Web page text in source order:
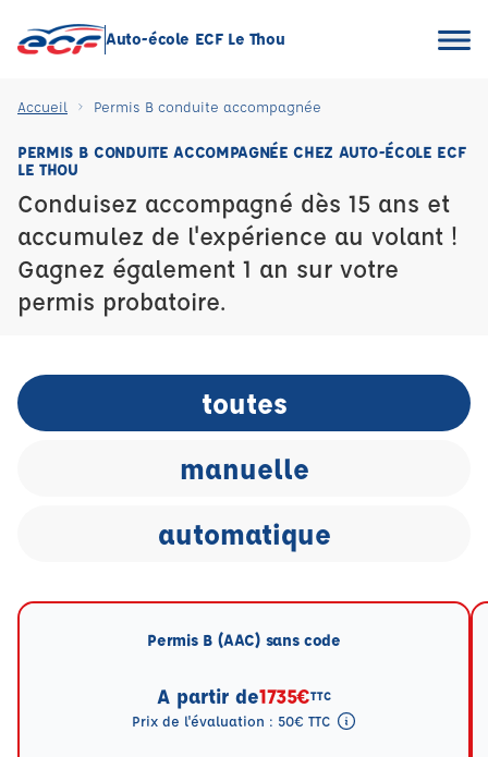
Auto-école ECF Le Thou
Accueil Permis B conduite accompagnée
PERMIS B CONDUITE ACCOMPAGNÉE CHEZ AUTO-ÉCOLE ECF
LE THOU
Conduisez accompagné dès 15 ans et
accumulez de l'expérience au volant !
Gagnez également 1 an sur votre
permis probatoire.
toutes
manuelle
automatique
Permis B (AAC) sans code
A partir de1735€TTC
Prix de l'évaluation : 50€ TTC